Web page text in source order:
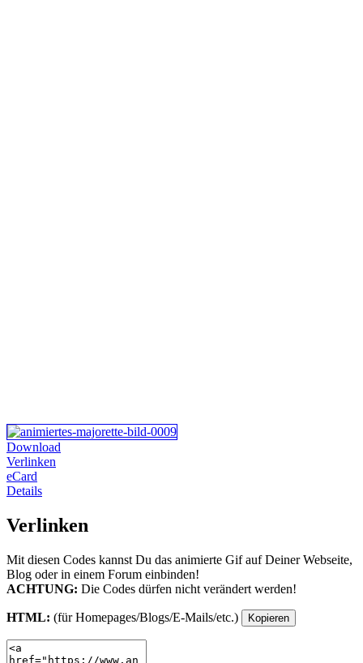
Download
Verlinken
eCard
Details
Verlinken
Mit diesen Codes kannst Du das animierte Gif auf Deiner Webseite,
Blog oder in einem Forum einbinden!
ACHTUNG: Die Codes dürfen nicht verändert werden!
HTML: (für Homepages/Blogs/E-Mails/etc.) Kopieren